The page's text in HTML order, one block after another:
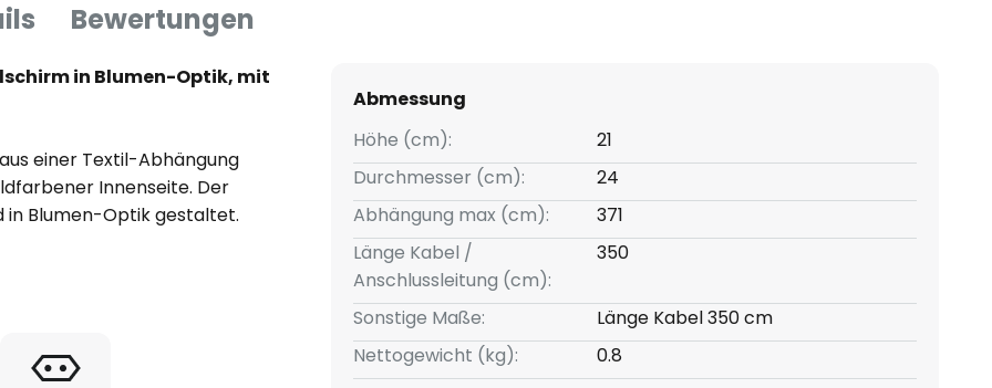
Bewertungen
in Blumen-Optik, mit
einer Textil-Abhängung
Innenseite. Der
in Blumen-Optik gestaltet.
in den Wohnbereich und
Licht und bewirkt einen
des Wohn- oder
nutzen. Das
Abmessung
Höhe (cm):
21
Durchmesser (cm):
24
Abhängung max (cm):
371
Länge Kabel /
Anschlussleitung (cm):
350
Sonstige Maße:
Länge Kabel 350 cm
Nettogewicht (kg):
0.8